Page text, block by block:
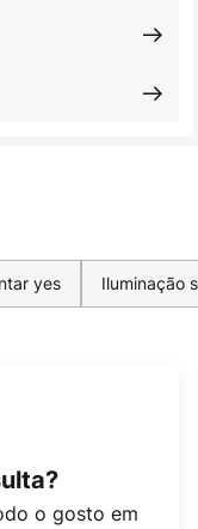
yes Iluminação
o gosto em